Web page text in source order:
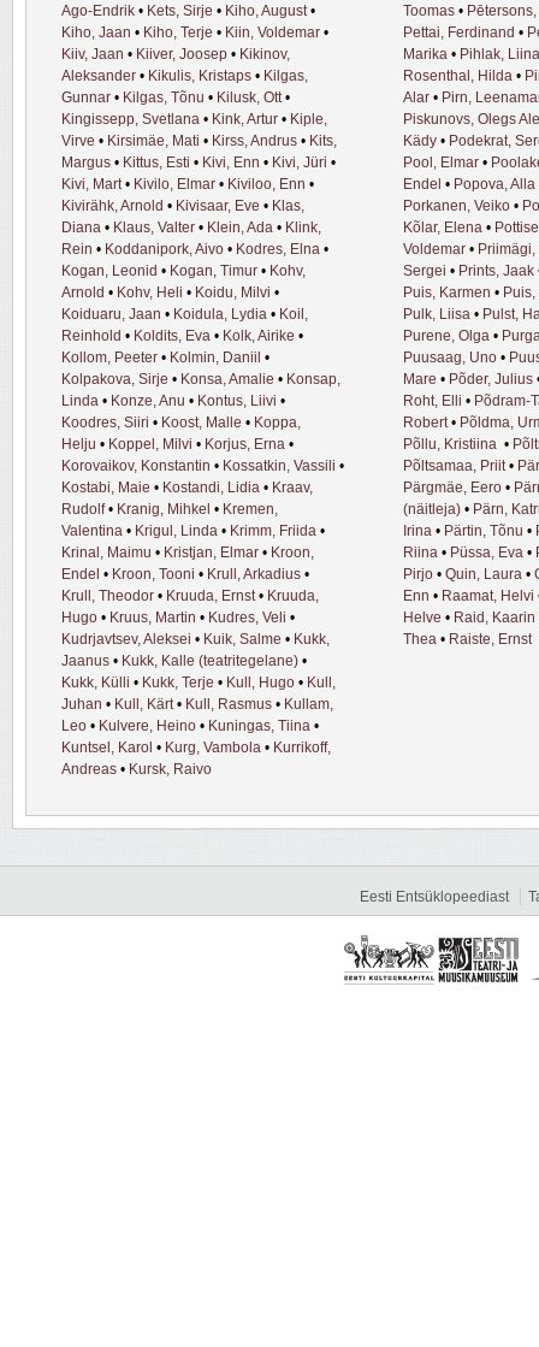
Ago-Endrik • Kets, Sirje • Kiho, August•
Kiho, Jaan • Kiho, Terje • Kiin, Voldemar •
Kiiv, Jaan • Kiiver, Joosep • Kikinov,
Aleksander • Kikulis, Kristaps • Kilgas,
Gunnar • Kilgas, Tõnu • Kilusk, Ott•
Kingissepp, Svetlana • Kink, Artur • Kiple,
Virve • Kirsimäe, Mati • Kirss, Andrus • Kits,
Margus • Kittus, Esti • Kivi, Enn • Kivi, Jüri •
Kivi, Mart• Kivilo, Elmar • Kiviloo, Enn •
Kivirähk, Arnold • Kivisaar, Eve • Klas,
Diana • Klaus, Valter • Klein, Ada • Klink,
Rein • Koddanipork, Aivo • Kodres, Elna •
Kogan, Leonid • Kogan, Timur • Kohv,
Arnold • Kohv, Heli • Koidu, Milvi •
Koiduaru, Jaan • Koidula, Lydia • Koil,
Reinhold • Koldits, Eva • Kolk, Airike •
Kollom, Peeter • Kolmin, Daniil •
Kolpakova, Sirje • Konsa, Amalie • Konsap,
Linda • Konze, Anu • Kontus, Liivi •
Koodres, Siiri • Koost, Malle • Koppa,
Helju • Koppel, Milvi • Korjus, Erna •
Korovaikov, Konstantin • Kossatkin, Vassili •
Kostabi, Maie • Kostandi, Lidia • Kraav,
Rudolf• Kranig, Mihkel • Kremen,
Valentina • Krigul, Linda • Krimm, Friida •
Krinal, Maimu • Kristjan, Elmar • Kroon,
Endel • Kroon, Tooni • Krull, Arkadius •
Krull, Theodor • Kruuda, Ernst• Kruuda,
Hugo • Kruus, Martin • Kudres, Veli •
Kudrjavtsev, Aleksei • Kuik, Salme • Kukk,
Jaanus • Kukk, Kalle (teatritegelane) •
Kukk, Külli • Kukk, Terje • Kull, Hugo • Kull,
Juhan • Kull, Kärt• Kull, Rasmus • Kullam,
Leo • Kulvere, Heino • Kuningas, Tiina •
Kuntsel, Karol • Kurg, Vambola • Kurrikoff,
Andreas • Kursk, Raivo
Toomas •
Pettai, Ferdinand •
Marika • Pihlak, Liina
Rosenthal, Hilda •
Alar • Pirn,
Piskunovs, Olegs
Kädy • Podekrat,
Pool, Elmar •
Endel • Popova, Alla
Porkanen, Veiko •
Kõlar, Elena •
Voldemar •
Sergei • Prints, Jaak
Puis, Karmen •
Pulk, Liisa • Pulst,
Purene, Olga •
Puusaag, Uno •
Mare • Põder, Julius
Roht, Elli • Põdram-
Robert• Põldma,
Põllu, Kristiina •
Põltsamaa, Priit•
Pärgmäe, Eero •
(näitleja) • Pärn,
Irina • Pärtin, Tõnu •
Riina • Püssa, Eva •
Pirjo • Quin, Laura •
Enn • Raamat, Helvi
Helve • Raid, Kaarin
Thea • Raiste, Ernst
Eesti Entsüklopeediast